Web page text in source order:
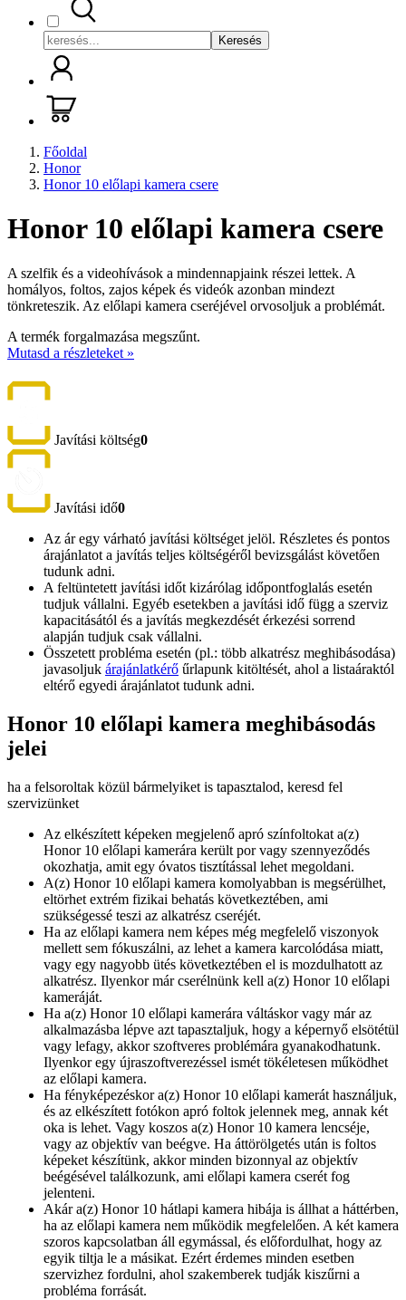
Keresés
Főoldal
Honor
Honor 10 előlapi kamera csere
Honor 10 előlapi kamera csere
A szelfik és a videohívások a mindennapjaink részei lettek. A
homályos, foltos, zajos képek és videók azonban mindezt
tönkreteszik. Az előlapi kamera cseréjével orvosoljuk a problémát.
A termék forgalmazása megszűnt.
Mutasd a részleteket »
Javítási költség0
Javítási idő0
Az ár egy várható javítási költséget jelöl. Részletes és pontos
árajánlatot a javítás teljes költségéről bevizsgálást követően
tudunk adni.
A feltüntetett javítási időt kizárólag időpontfoglalás esetén
tudjuk vállalni. Egyéb esetekben a javítási idő függ a szerviz
kapacitásától és a javítás megkezdését érkezési sorrend
alapján tudjuk csak vállalni.
Összetett probléma esetén (pl.: több alkatrész meghibásodása)
javasoljuk árajánlatkérő űrlapunk kitöltését, ahol a listaáraktól
eltérő egyedi árajánlatot tudunk adni.
Honor 10 előlapi kamera meghibásodás
jelei
ha a felsoroltak közül bármelyiket is tapasztalod, keresd fel
szervizünket
Az elkészített képeken megjelenő apró színfoltokat a(z)
Honor 10 előlapi kamerára került por vagy szennyeződés
okozhatja, amit egy óvatos tisztítással lehet megoldani.
A(z) Honor 10 előlapi kamera komolyabban is megsérülhet,
eltörhet extrém fizikai behatás következtében, ami
szükségessé teszi az alkatrész cseréjét.
Ha az előlapi kamera nem képes még megfelelő viszonyok
mellett sem fókuszálni, az lehet a kamera karcolódása miatt,
vagy egy nagyobb ütés következtében el is mozdulhatott az
alkatrész. Ilyenkor már cserélnünk kell a(z) Honor 10 előlapi
kameráját.
Ha a(z) Honor 10 előlapi kamerára váltáskor vagy már az
alkalmazásba lépve azt tapasztaljuk, hogy a képernyő elsötétül
vagy lefagy, akkor szoftveres problémára gyanakodhatunk.
Ilyenkor egy újraszoftverezéssel ismét tökéletesen működhet
az előlapi kamera.
Ha fényképezéskor a(z) Honor 10 előlapi kamerát használjuk,
és az elkészített fotókon apró foltok jelennek meg, annak két
oka is lehet. Vagy koszos a(z) Honor 10 kamera lencséje,
vagy az objektív van beégve. Ha áttörölgetés után is foltos
képeket készítünk, akkor minden bizonnyal az objektív
beégésével találkozunk, ami előlapi kamera cserét fog
jelenteni.
Akár a(z) Honor 10 hátlapi kamera hibája is állhat a háttérben,
ha az előlapi kamera nem működik megfelelően. A két kamera
szoros kapcsolatban áll egymással, és előfordulhat, hogy az
egyik tiltja le a másikat. Ezért érdemes minden esetben
szervizhez fordulni, ahol szakemberek tudják kiszűrni a
probléma forrását.